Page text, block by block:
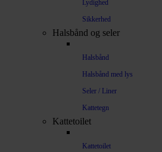
Lydighed
Sikkerhed
Halsbånd og seler
Halsbånd
Halsbånd med lys
Seler / Liner
Kattetegn
Kattetoilet
Kattetoilet